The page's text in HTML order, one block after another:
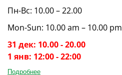
Пн-Вс: 10.00 – 22.00
Mon-Sun: 10.00 am – 10.00 pm
31 дек: 10.00 - 20.00
1 янв: 12:00 - 22:00
Подробнее